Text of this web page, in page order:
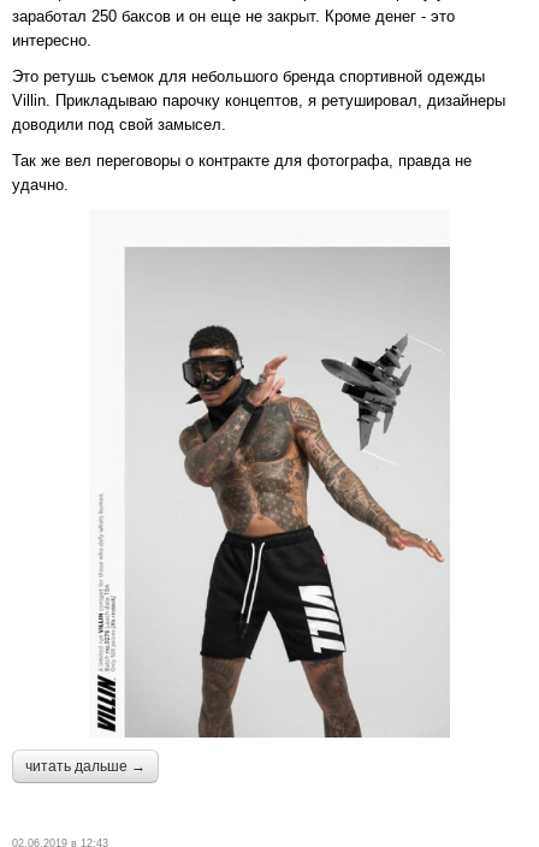
заработал 250 баксов и он еще не закрыт. Кроме денег - это
интересно.
Это ретушь съемок для небольшого бренда спортивной одежды
Villin. Прикладываю парочку концептов, я ретушировал, дизайнеры
доводили под свой замысел.
Так же вел переговоры о контракте для фотографа, правда не
удачно.
читать дальше →
02.06.2019 в 12:43